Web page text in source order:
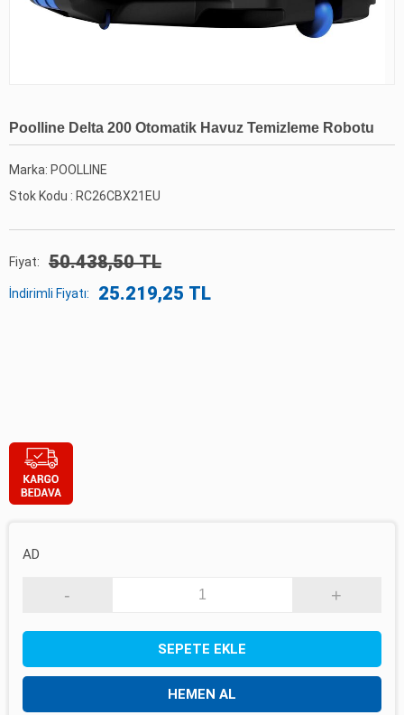
Poolline Delta 200 Otomatik Havuz Temizleme Robotu
Marka: POOLLINE
Stok Kodu : RC26CBX21EU
Fiyat: 50.438,50 TL
İndirimli Fiyatı: 25.219,25 TL
AD
- +
SEPETE EKLE
HEMEN AL